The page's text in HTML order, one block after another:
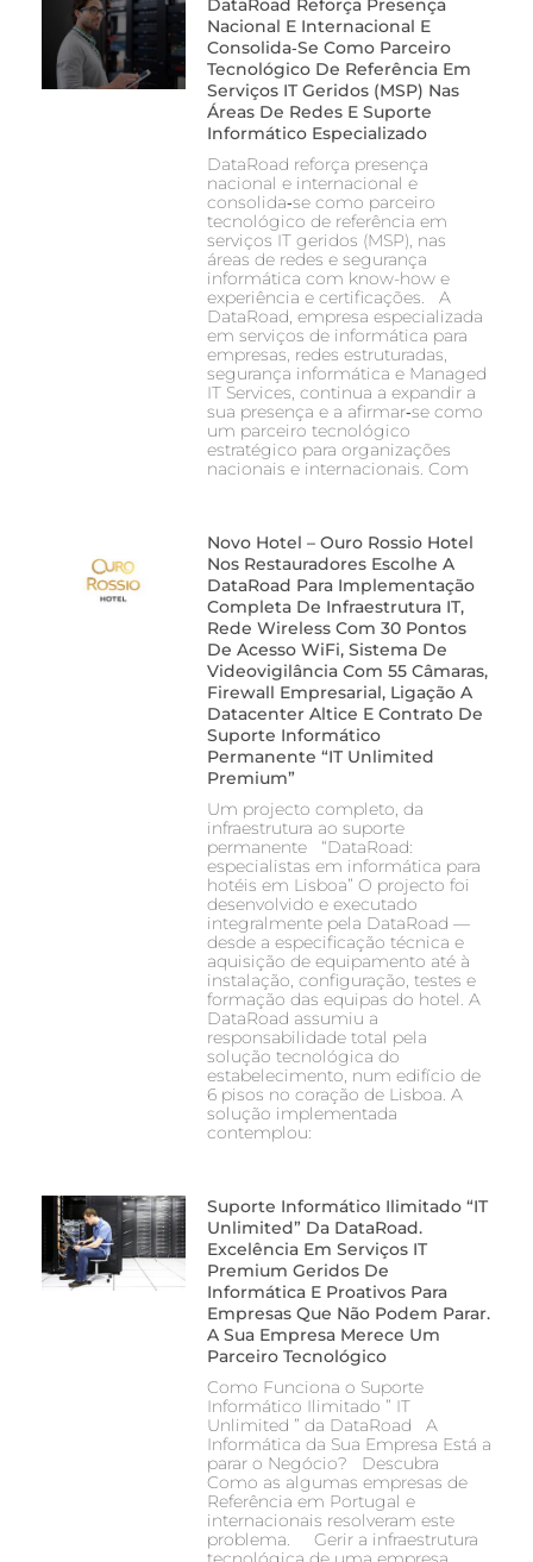
DataRoad Reforça Presença
Nacional E Internacional E
Consolida‑se Como Parceiro
Tecnológico De Referência Em
Serviços IT Geridos (MSP) Nas
Áreas De Redes E Suporte
Informático Especializado
DataRoad reforça presença
nacional e internacional e
consolida‑se como parceiro
tecnológico de referência em
serviços IT geridos (MSP), nas
áreas de redes e segurança
informática com know-how e
experiência e certificações. A
DataRoad, empresa especializada
em serviços de informática para
empresas, redes estruturadas,
segurança informática e Managed
IT Services, continua a expandir a
sua presença e a afirmar‑se como
um parceiro tecnológico
estratégico para organizações
nacionais e internacionais. Com
Novo Hotel – Ouro Rossio Hotel
Nos Restauradores Escolhe A
DataRoad Para Implementação
Completa De Infraestrutura IT,
Rede Wireless Com 30 Pontos
De Acesso WiFi, Sistema De
Videovigilância Com 55 Câmaras,
Firewall Empresarial, Ligação A
Datacenter Altice E Contrato De
Suporte Informático
Permanente “IT Unlimited
Premium”
Um projecto completo, da
infraestrutura ao suporte
permanente “DataRoad:
especialistas em informática para
hotéis em Lisboa” O projecto foi
desenvolvido e executado
integralmente pela DataRoad —
desde a especificação técnica e
aquisição de equipamento até à
instalação, configuração, testes e
formação das equipas do hotel. A
DataRoad assumiu a
responsabilidade total pela
solução tecnológica do
estabelecimento, num edifício de
6 pisos no coração de Lisboa. A
solução implementada
contemplou:
Suporte Informático Ilimitado “IT
Unlimited” Da DataRoad.
Excelência Em Serviços IT
Premium Geridos De
Informática E Proativos Para
Empresas Que Não Podem Parar.
A Sua Empresa Merece Um
Parceiro Tecnológico
Como Funciona o Suporte
Informático Ilimitado ” IT
Unlimited ” da DataRoad A
Informática da Sua Empresa Está a
parar o Negócio? Descubra
Como as algumas empresas de
Referência em Portugal e
internacionais resolveram este
problema. Gerir a infraestrutura